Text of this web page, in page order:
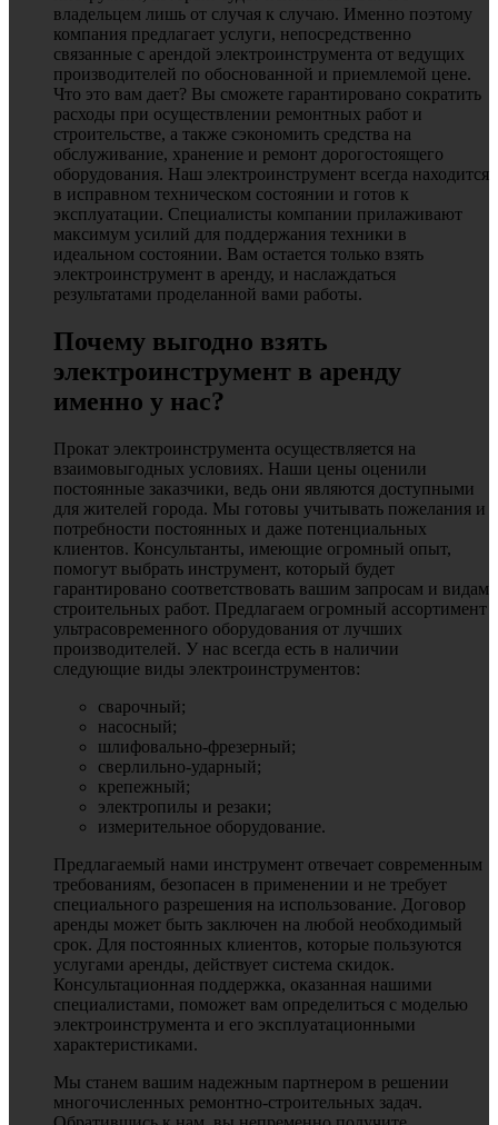
владельцем лишь от случая к случаю. Именно поэтому
компания предлагает услуги, непосредственно
связанные с арендой электроинструмента от ведущих
производителей по обоснованной и приемлемой цене.
Что это вам дает? Вы сможете гарантировано сократить
расходы при осуществлении ремонтных работ и
строительстве, а также сэкономить средства на
обслуживание, хранение и ремонт дорогостоящего
оборудования. Наш электроинструмент всегда находится
в исправном техническом состоянии и готов к
эксплуатации. Специалисты компании прилаживают
максимум усилий для поддержания техники в
идеальном состоянии. Вам остается только взять
электроинструмент в аренду, и наслаждаться
результатами проделанной вами работы.
Почему выгодно взять
электроинструмент в аренду
именно у нас?
Прокат электроинструмента осуществляется на
взаимовыгодных условиях. Наши цены оценили
постоянные заказчики, ведь они являются доступными
для жителей города. Мы готовы учитывать пожелания и
потребности постоянных и даже потенциальных
клиентов. Консультанты, имеющие огромный опыт,
помогут выбрать инструмент, который будет
гарантировано соответствовать вашим запросам и видам
строительных работ. Предлагаем огромный ассортимент
ультрасовременного оборудования от лучших
производителей. У нас всегда есть в наличии
следующие виды электроинструментов:
сварочный;
насосный;
шлифовально-фрезерный;
сверлильно-ударный;
крепежный;
электропилы и резаки;
измерительное оборудование.
Предлагаемый нами инструмент отвечает современным
требованиям, безопасен в применении и не требует
специального разрешения на использование. Договор
аренды может быть заключен на любой необходимый
срок. Для постоянных клиентов, которые пользуются
услугами аренды, действует система скидок.
Консультационная поддержка, оказанная нашими
специалистами, поможет вам определиться с моделью
электроинструмента и его эксплуатационными
характеристиками.
Мы станем вашим надежным партнером в решении
многочисленных ремонтно-строительных задач.